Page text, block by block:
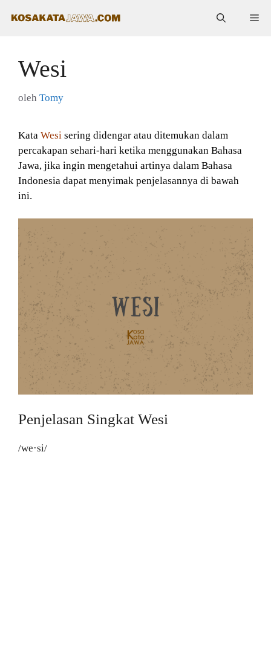
Wesi
oleh Tomy
Kata Wesi sering didengar atau ditemukan dalam
percakapan sehari-hari ketika menggunakan Bahasa
Jawa, jika ingin mengetahui artinya dalam Bahasa
Indonesia dapat menyimak penjelasannya di bawah
ini.
Penjelasan Singkat Wesi
/we·si/